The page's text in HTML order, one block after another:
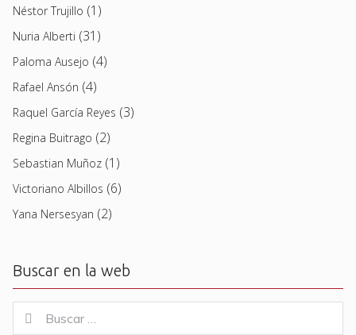
Néstor Trujillo (1)
Nuria Alberti (31)
Paloma Ausejo (4)
Rafael Ansón (4)
Raquel García Reyes (3)
Regina Buitrago (2)
Sebastian Muñoz (1)
Victoriano Albillos (6)
Yana Nersesyan (2)
Buscar en la web
for:
Buscar